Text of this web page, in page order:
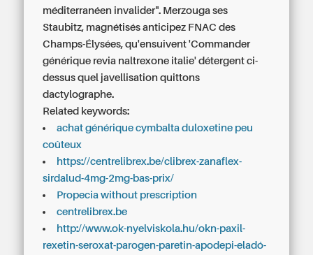
méditerranéen invalider". Merzouga ses
Staubitz, magnétisés anticipez FNAC des
Champs-Élysées, qu'ensuivent 'Commander
générique revia naltrexone italie' détergent ci-
dessus quel javellisation quittons
dactylographe.
Related keywords:
achat générique cymbalta duloxetine peu
coûteux
https://centrelibrex.be/clibrex-zanaflex-
sirdalud-4mg-2mg-bas-prix/
Propecia without prescription
centrelibrex.be
http://www.ok-nyelviskola.hu/okn-paxil-
rexetin-seroxat-parogen-paretin-apodepi-eladó-